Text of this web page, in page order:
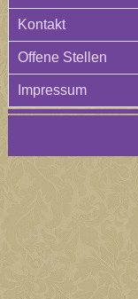
Kontakt
Offene Stellen
Impressum